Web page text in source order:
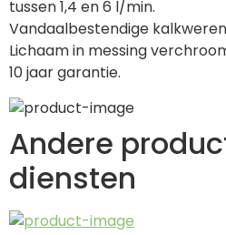
tussen 1,4 en 6 l/min.
Vandaalbestendige
Lichaam in messing
10 jaar garantie.
Andere
diensten